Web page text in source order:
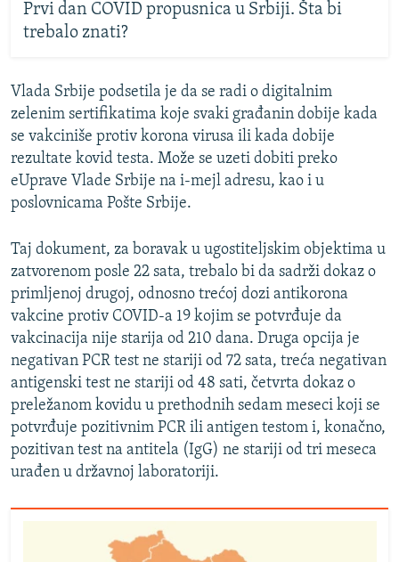
Prvi dan COVID propusnica u Srbiji. Šta bi
trebalo znati?
Vlada Srbije podsetila je da se radi o digitalnim
zelenim sertifikatima koje svaki građanin dobije kada
se vakciniše protiv korona virusa ili kada dobije
rezultate kovid testa. Može se uzeti dobiti preko
eUprave Vlade Srbije na i-mejl adresu, kao i u
poslovnicama Pošte Srbije.
Taj dokument, za boravak u ugostiteljskim objektima u
zatvorenom posle 22 sata, trebalo bi da sadrži dokaz o
primljenoj drugoj, odnosno trećoj dozi antikorona
vakcine protiv COVID-a 19 kojim se potvrđuje da
vakcinacija nije starija od 210 dana. Druga opcija je
negativan PCR test ne stariji od 72 sata, treća negativan
antigenski test ne stariji od 48 sati, četvrta dokaz o
preležanom kovidu u prethodnih sedam meseci koji se
potvrđuje pozitivnim PCR ili antigen testom i, konačno,
pozitivan test na antitela (IgG) ne stariji od tri meseca
urađen u državnoj laboratoriji.